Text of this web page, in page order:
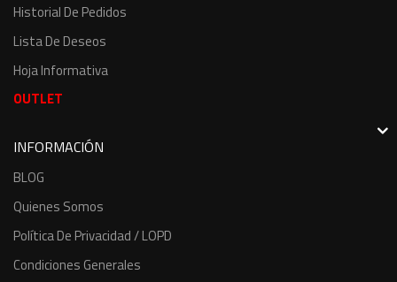
Historial De Pedidos
Lista De Deseos
Hoja Informativa
OUTLET
INFORMACIÓN
BLOG
Quienes Somos
Política De Privacidad / LOPD
Condiciones Generales